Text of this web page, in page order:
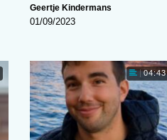
Geertje Kindermans
01/09/2023
04:43